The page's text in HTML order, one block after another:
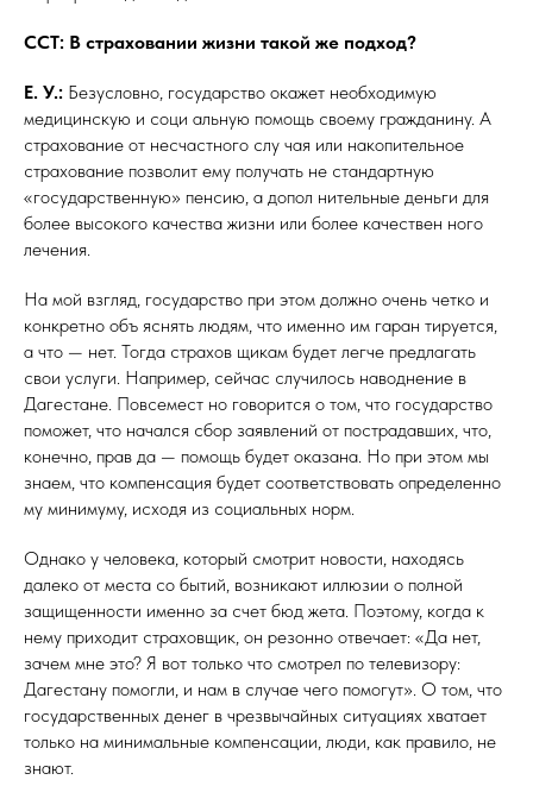
ССТ: В страховании жизни такой же подход?
Е. У.: Безусловно, государство окажет необходимую
медицинскую и соци альную помощь своему гражданину. А
страхование от несчастного слу чая или накопительное
страхование позволит ему получать не стандартную
«государственную» пенсию, а допол нительные деньги для
более высокого качества жизни или более качествен ного
лечения.
На мой взгляд, государство при этом должно очень четко и
конкретно объ яснять людям, что именно им гаран тируется,
а что — нет. Тогда страхов щикам будет легче предлагать
свои услуги. Например, сейчас случилось наводнение в
Дагестане. Повсемест но говорится о том, что государство
поможет, что начался сбор заявлений от пострадавших, что,
конечно, прав да — помощь будет оказана. Но при этом мы
знаем, что компенсация будет соответствовать определенно
му минимуму, исходя из социальных норм.
Однако у человека, который смотрит новости, находясь
далеко от места со бытий, возникают иллюзии о полной
защищенности именно за счет бюд жета. Поэтому, когда к
нему приходит страховщик, он резонно отвечает: «Да нет,
зачем мне это? Я вот только что смотрел по телевизору:
Дагестану помогли, и нам в случае чего помогут». О том, что
государственных денег в чрезвычайных ситуациях хватает
только на минимальные компенсации, люди, как правило, не
знают.